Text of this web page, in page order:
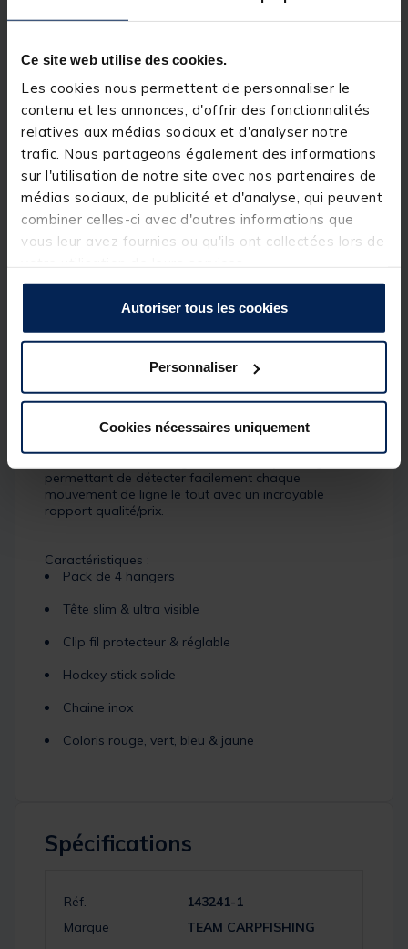
Ce site web utilise des cookies.
Les cookies nous permettent de personnaliser le
contenu et les annonces, d'offrir des fonctionnalités
relatives aux médias sociaux et d'analyser notre
trafic. Nous partageons également des informations
sur l'utilisation de notre site avec nos partenaires de
médias sociaux, de publicité et d'analyse, qui peuvent
combiner celles-ci avec d'autres informations que
vous leur avez fournies ou qu'ils ont collectées lors de
Autoriser tous les cookies
Personnaliser
Cookies nécessaires uniquement
Description & détails
Description
Ensemble de 4 hangers vous permettant de détecter
chaque mouvement de votre ligne facilement.
Détails
pack 4 Switcher Hanger
Carpfishing regroupe 4 hangers , vous permettant
de détecter chaque mouvement de votre ligne.
Chaque hanger dispose d'un corps slim afin d'offrir
une grande sensibilité, chose pratique pour des
pêches à courtes et moyennes distances ainsi que
permettra d'offrir une prise au vent plus faible.
Le clip fil est protecteur afin d'éviter tout risque
d'endommagement de votre filament. De plus, vous
pourrez régler l'écartement de celui-ci afin de
l'adapter à chaque diamètre. Chaque tête qui
Switcher Hanger
d'une grande visibilité afin d'être facilement perçu.
permettant de détecter facilement chaque
mouvement de ligne le tout avec un incroyable
rapport qualité/prix.
Caractéristiques :
Pack de 4 hangers
Tête slim & ultra visible
Clip fil protecteur & réglable
Hockey stick solide
Chaine inox
Coloris rouge, vert, bleu & jaune
Spécifications
Réf.
143241-1
Marque
TEAM CARPFISHING